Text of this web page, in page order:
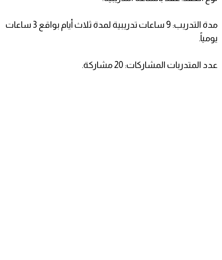
مدة التدريب: 9 ساعات تدريبية لمدة ثلاث أيام بواقع 3 ساعات
يومياً.
عدد المتدربات المشاركات: 20 مشاركة.